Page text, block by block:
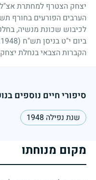
יצחק הצטרף למחתרת אצ"ל
הערבים הפורעים בחורף
לכיבוש שכונת מנשיה,
ביום י"ט בניסן תש"ח (28.4.1948)
הקברות הצבאי בנחלת
סיפורי חיים נוספים
שנת נפילה 1948
מקום מנוחתו